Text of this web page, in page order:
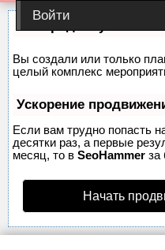
Войти
Вы создали или только
целый комплекс
Ускорение
Если вам трудно попасть
десятки раз, а первые
месяц, то в SeoHammer за
Начать